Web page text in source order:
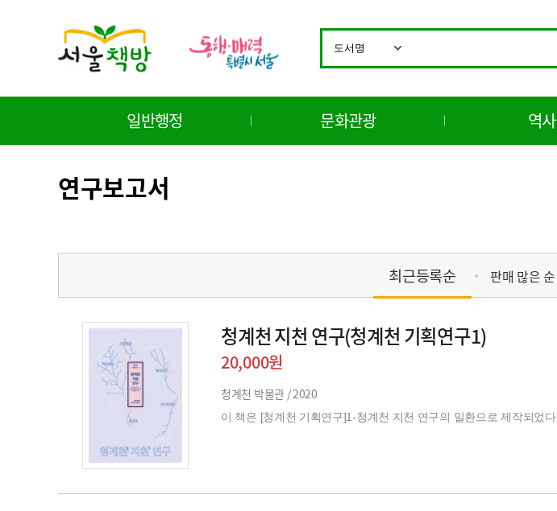
창
선
검
일반행정 문화관광 역사
연구보고서
최근등록순 판매 많은 순
청계천 지천 연구(청계천 기획연구1)
20,000원
청계천 박물관 /2020
이 책은 [청계천 기획연구]1-청계천 지천 연구의 일환으로 제작되었다.